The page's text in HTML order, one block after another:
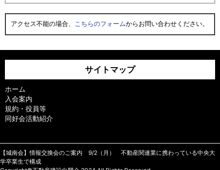
アクセス不能の場合、 こちらのフォームからお問い合わせください。
サイトマップ
ホーム
入会案内
規約・役員等
同好会活動紹介
【城南会】情報交換会のご案内 9/2（月） 不動産関連業に携わっている中央大
学卒業生で構成